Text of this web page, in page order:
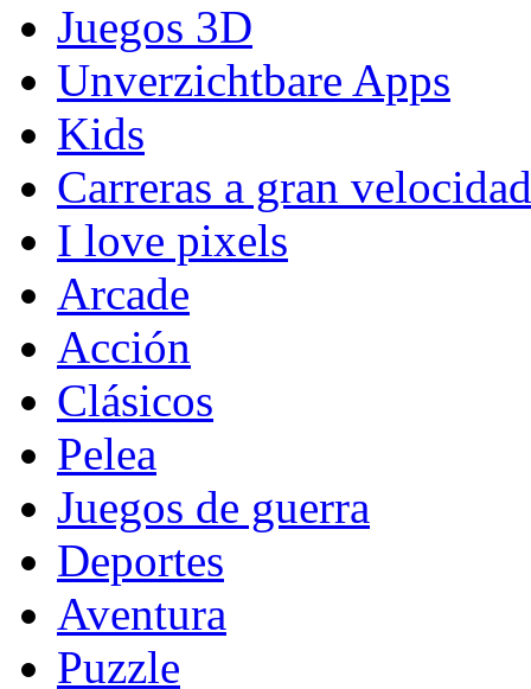
Juegos 3D
Unverzichtbare Apps
Kids
Carreras a gran velocidad
I love pixels
Arcade
Acción
Clásicos
Pelea
Juegos de guerra
Deportes
Aventura
Puzzle